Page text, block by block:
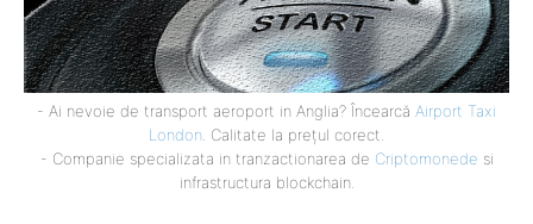
- Ai nevoie de transport aeroport in Anglia? Încearcă Airport Taxi
London . Calitate la prețul corect.
- Companie specializata in tranzactionarea de Criptomonede si
infrastructura blockchain.